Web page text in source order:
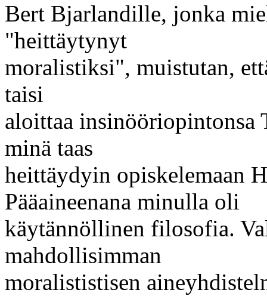
Bert Bjarlandille, jonka
"heittäytynyt
moralistiksi", muistutan,
taisi
aloittaa insinööriopintonsa
minä taas
heittäydyin opiskelemaan
Pääaineenana minulla oli
käytännöllinen filosofia.
mahdollisimman
moralististisen